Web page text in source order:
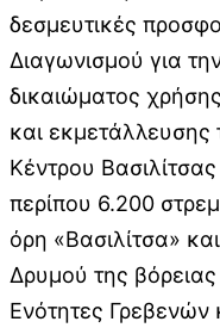
δεσμευτικές
Διαγωνισμού για
δικαιώματος
και εκμετάλλευσης
Κέντρου
περίπου 6.200
όρη «Βασιλίτσα»
Δρυμού της βόρειας
Ενότητες Γρεβενών